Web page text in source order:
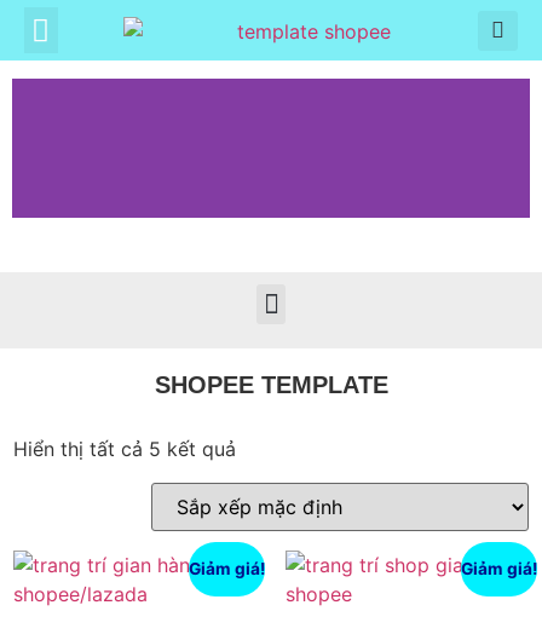
SHOPEE TEMPLATE
Hiển thị tất cả 5 kết quả
Giảm giá! Giảm giá!